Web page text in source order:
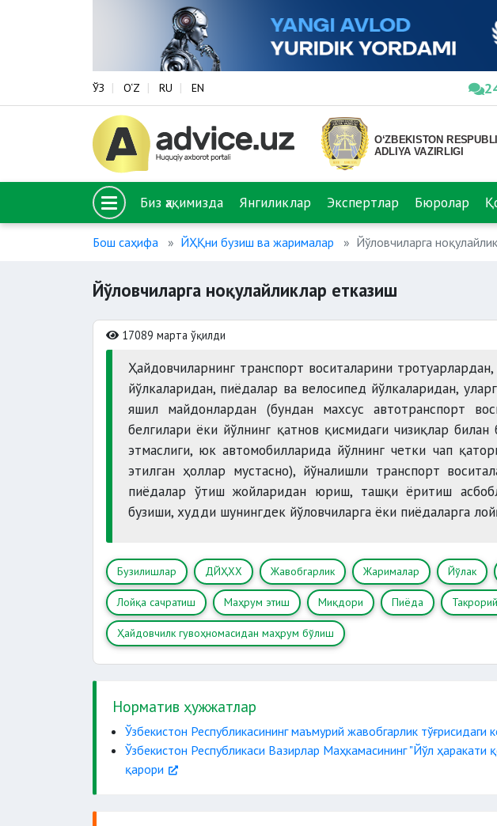
ЎЗ O‘Z RU EN
Биз ҳақимизда Янгиликлар Экспертлар Бюролар
Бош саҳифа ЙҲҚни бузиш ва жарималар Йўловчиларга
Йўловчиларга ноқулайликлар етказиш
17089 марта ўқилди
Ҳайдовчиларнинг транспорт воситаларини
йўлкаларидан, пиёдалар ва велосипед йўлкаларидан,
яшил майдонлардан (бундан махсус автотранспорт
белгилари ёки йўлнинг қатнов қисмидаги чизиқлар билан
этмаслиги, юк автомобилларида йўлнинг четки чап
этилган ҳоллар мустасно), йўналишли транспорт
пиёдалар ўтиш жойларидан юриш, ташқи ёритиш
бузиши, худди шунингдек йўловчиларга ёки пиёдаларга
Бузилишлар ДЙҲХХ Жавобгарлик Жарималар Йўлак
Лойқа сачратиш Маҳрум этиш Миқдори Пиёда Такрорий
Ҳайдовчилк гувоҳномасидан маҳрум бўлиш
Норматив ҳужжатлар
Ўзбекистон Республикасининг маъмурий жавобгарлик тўғрисидаги
Ўзбекистон Республикаси Вазирлар Маҳкамасининг "Йўл ҳаракати
қарори